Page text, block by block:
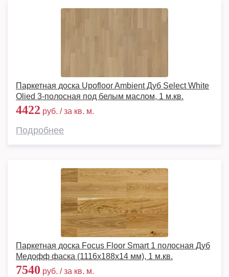
Паркетная доска Upofloor Ambient Дуб Select White
Olied 3-полосная под белым маслом, 1 м.кв.
4422 руб. / за кв. м.
Подробнее
Паркетная доска Focus Floor Smart 1 полосная Дуб
Медофф фаска (1116x188x14 мм), 1 м.кв.
7540 руб. / за кв. м.